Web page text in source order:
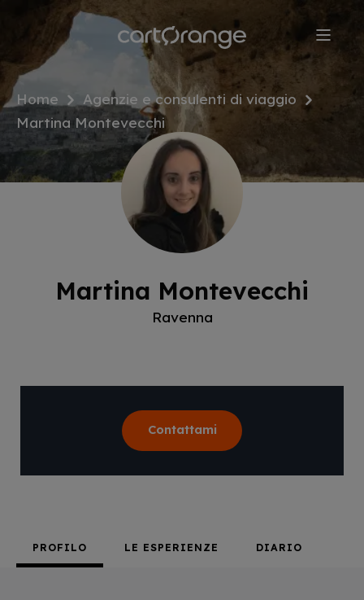
contenuto
principale
Home
Agenzie e consulenti di viaggio
Martina Montevecchi
Martina Montevecchi
Ravenna
Contattami
PROFILO LE ESPERIENZE DIARIO